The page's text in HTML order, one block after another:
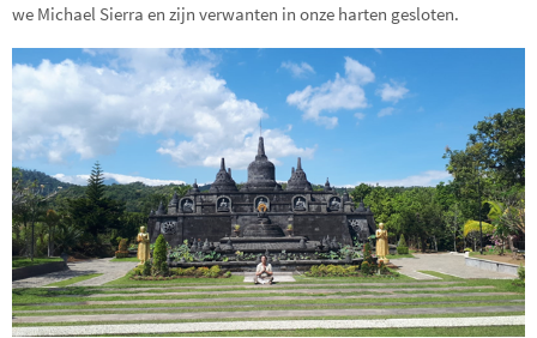
we Michael Sierra en zijn verwanten in onze harten gesloten.